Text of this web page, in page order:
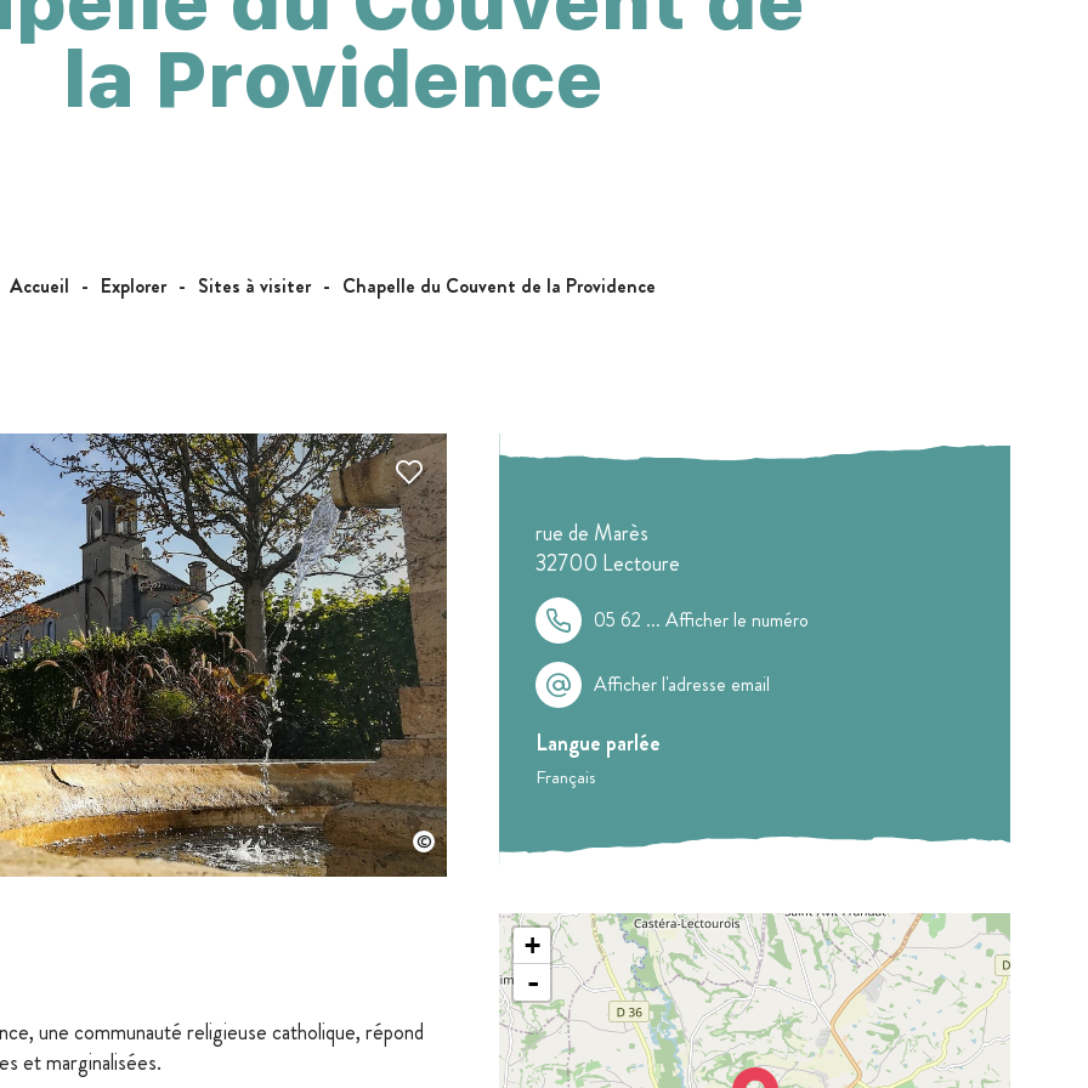
Accueil Explorer Sites à visiter Chapelle du Couvent de la Providence
la Providence
une communauté religieuse catholique, répond
et marginalisées.
rue de Marès
32700 Lectoure
05 62 ...Afficher le numéro
Afficher l'adresse email
Langue parlée
Français
+
-